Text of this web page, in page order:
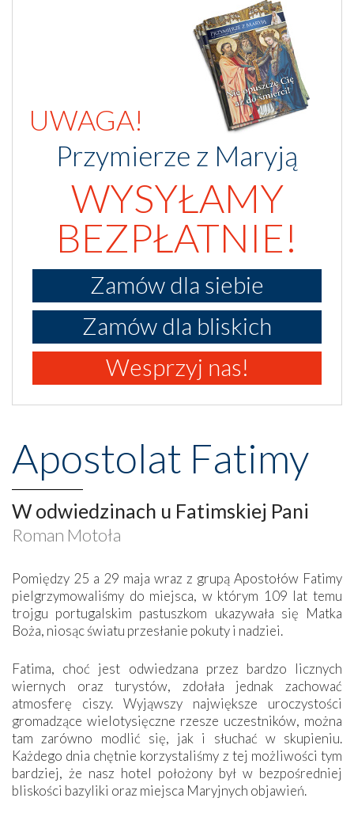
UWAGA!
Przymierze z Maryją
WYSYŁAMY
BEZPŁATNIE!
Zamów dla siebie
Zamów dla bliskich
Wesprzyj nas!
Apostolat Fatimy
W odwiedzinach u Fatimskiej Pani
Roman Motoła
Pomiędzy 25 a 29 maja wraz z grupą Apostołów Fatimy
pielgrzymowaliśmy do miejsca, w którym 109 lat temu
trojgu portugalskim pastuszkom ukazywała się Matka
Boża, niosąc światu przesłanie pokuty i nadziei.
Fatima, choć jest odwiedzana przez bardzo licznych
wiernych oraz turystów, zdołała jednak zachować
atmosferę ciszy. Wyjąwszy największe uroczystości
gromadzące wielotysięczne rzesze uczestników, można
tam zarówno modlić się, jak i słuchać w skupieniu.
Każdego dnia chętnie korzystaliśmy z tej możliwości tym
bardziej, że nasz hotel położony był w bezpośredniej
bliskości bazyliki oraz miejsca Maryjnych objawień.